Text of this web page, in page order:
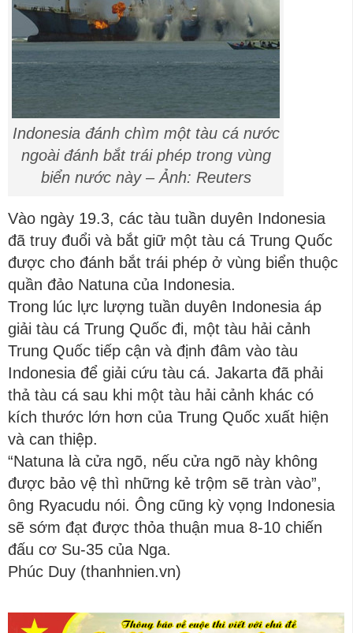
Indonesia đánh chìm một tàu cá nước
ngoài đánh bắt trái phép trong vùng
biển nước này – Ảnh: Reuters
Vào ngày 19.3, các tàu tuần duyên Indonesia
đã truy đuổi và bắt giữ một tàu cá Trung Quốc
được cho đánh bắt trái phép ở vùng biển thuộc
quần đảo Natuna của Indonesia.
Trong lúc lực lượng tuần duyên Indonesia áp
giải tàu cá Trung Quốc đi, một tàu hải cảnh
Trung Quốc tiếp cận và định đâm vào tàu
Indonesia để giải cứu tàu cá. Jakarta đã phải
thả tàu cá sau khi một tàu hải cảnh khác có
kích thước lớn hơn của Trung Quốc xuất hiện
và can thiệp.
“Natuna là cửa ngõ, nếu cửa ngõ này không
được bảo vệ thì những kẻ trộm sẽ tràn vào”,
ông Ryacudu nói. Ông cũng kỳ vọng Indonesia
sẽ sớm đạt được thỏa thuận mua 8-10 chiến
đấu cơ Su-35 của Nga.
Phúc Duy (thanhnien.vn)